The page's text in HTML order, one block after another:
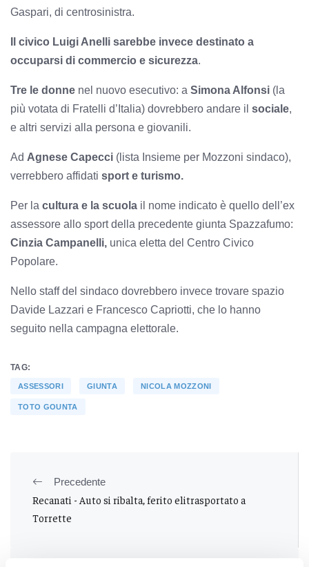
Gaspari, di centrosinistra.
Il civico Luigi Anelli sarebbe invece destinato a
occuparsi di commercio e sicurezza.
Tre le donne nel nuovo esecutivo: a Simona Alfonsi (la
più votata di Fratelli d’Italia) dovrebbero andare il sociale,
e altri servizi alla persona e giovanili.
Ad Agnese Capecci (lista Insieme per Mozzoni sindaco),
verrebbero affidati sport e turismo.
Per la cultura e la scuola il nome indicato è quello dell’ex
assessore allo sport della precedente giunta Spazzafumo:
Cinzia Campanelli, unica eletta del Centro Civico
Popolare.
Nello staff del sindaco dovrebbero invece trovare spazio
Davide Lazzari e Francesco Capriotti, che lo hanno
seguito nella campagna elettorale.
TAG:
ASSESSORI GIUNTA NICOLA MOZZONI
TOTO GOUNTA
Precedente
Recanati - Auto si ribalta, ferito elitrasportato a
Torrette